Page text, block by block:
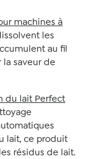
machines à
les
au fil
saveur de
du lait Perfect
lait, ce produit
résidus de lait.